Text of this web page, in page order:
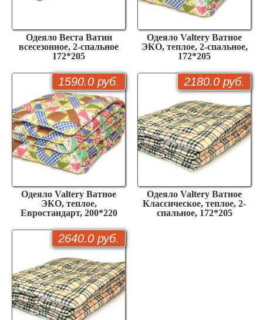
Одеяло Веста Ватин
всесезонное, 2-спальное
172*205
Одеяло Valtery Ватное
ЭКО, теплое, 2-спальное,
172*205
Одеяло Valtery Ватное
ЭКО, теплое,
Евростандарт, 200*220
1590.0 руб.
Одеяло Valtery Ватное
Классическое, теплое, 2-
спальное, 172*205
2180.0 руб.
2640.0 руб.